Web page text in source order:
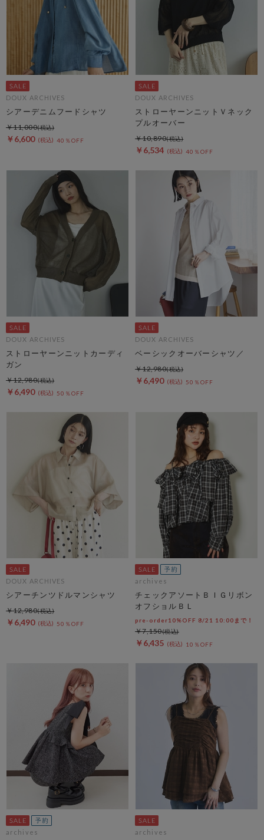
DOUX ARCHIVES
シアーデニムフードシャツ
￥6,600 40％OFF
￥11,000
DOUX ARCHIVES
ストローヤーンニットＶネック
プルオーバー
￥6,534 40％OFF
￥10,890
DOUX ARCHIVES
ストローヤーンニットカーディ
ガン
￥6,490 50％OFF
￥12,980
DOUX ARCHIVES
ベーシックオーバーシャツ／
￥6,490 50％OFF
￥12,980
DOUX ARCHIVES
シアーチンツドルマンシャツ
￥6,490 50％OFF
￥12,980
archives
チェックアソートＢＩＧリボン
オフショルＢＬ
pre-order10%OFF 8/21 10:00まで！
￥6,435 10％OFF
￥7,150
archives archives